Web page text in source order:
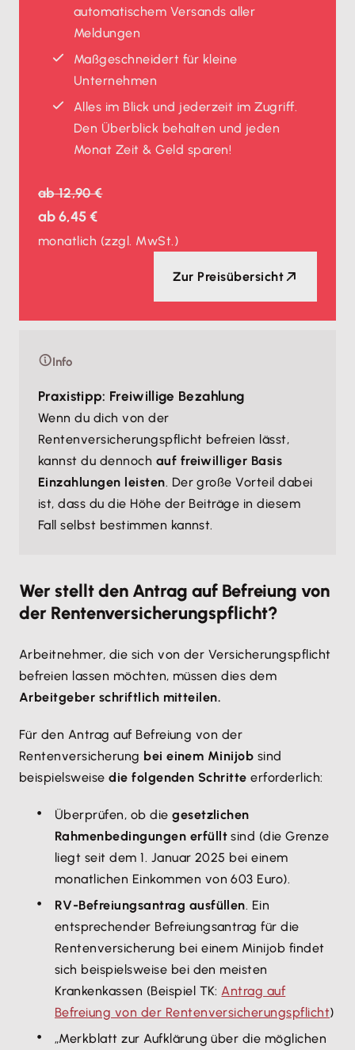
automatischem Versands aller
Meldungen
Maßgeschneidert für kleine
Unternehmen
Alles im Blick und jederzeit im Zugriff.
Den Überblick behalten und jeden
Monat Zeit & Geld sparen!
ab12,90 €
ab6,45 €
monatlich (zzgl. MwSt.)
Zur Preisübersicht
Info
Praxistipp: Freiwillige Bezahlung
Wenn du dich von der
Rentenversicherungspflicht befreien lässt,
kannst du dennoch auf freiwilliger Basis
Einzahlungen leisten. Der große Vorteil dabei
ist, dass du die Höhe der Beiträge in diesem
Fall selbst bestimmen kannst.
Wer stellt den Antrag auf Befreiung von
der Rentenversicherungspflicht?
Arbeitnehmer, die sich von der Versicherungspflicht
befreien lassen möchten, müssen dies dem
Arbeitgeber schriftlich mitteilen.
Für den Antrag auf Befreiung von der
Rentenversicherung bei einem Minijob sind
beispielsweisedie folgenden Schritte erforderlich:
Überprüfen, ob diegesetzlichen
Rahmenbedingungen erfülltsind (die Grenze
liegt seit dem 1. Januar 2025 bei einem
monatlichen Einkommen von 603 Euro).
RV-Befreiungsantrag ausfüllen. Ein
entsprechender Befreiungsantrag für die
Rentenversicherung bei einem Minijob findet
sich beispielsweise bei den meisten
Krankenkassen (Beispiel TK:Antrag auf
Befreiung von der Rentenversicherungspflicht)
„Merkblatt zur Aufklärung über die möglichen